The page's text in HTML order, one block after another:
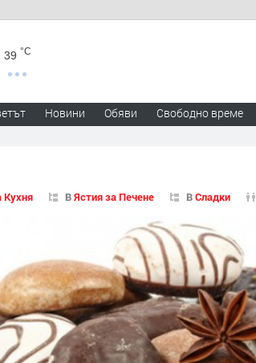
39 °C
Новини Обяви Свободно време
Кухня ВЯстия за Печене ВСладки